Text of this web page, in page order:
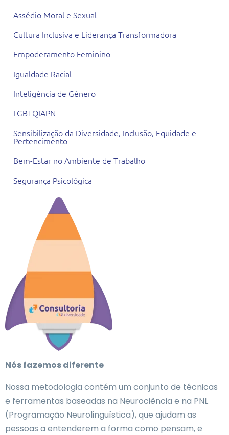
Assédio Moral e Sexual
Cultura Inclusiva e Liderança Transformadora
Empoderamento Feminino
Igualdade Racial
Inteligência de Gênero
LGBTQIAPN+
Sensibilização da Diversidade, Inclusão, Equidade e
Pertencimento
Bem-Estar no Ambiente de Trabalho
Segurança Psicológica
Nós fazemos diferente
Nossa metodologia contém um conjunto de técnicas
e ferramentas baseadas na Neurociência e na PNL
(Programação Neurolinguística), que ajudam as
pessoas a entenderem a forma como pensam, e